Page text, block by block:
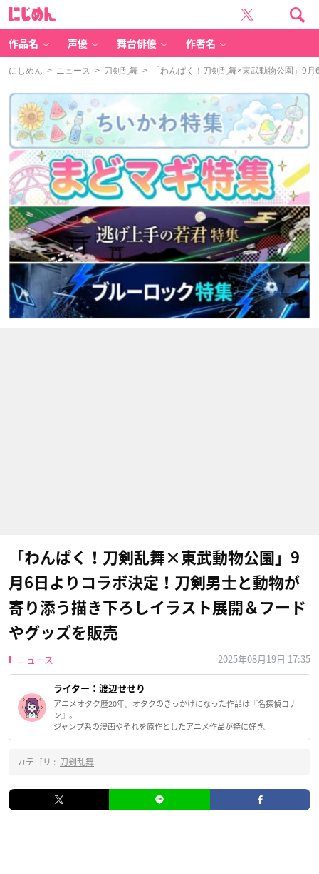
作品名 声優 舞台俳優 作者名
にじめん > ニュース > 刀剣乱舞 > 「わんぱく！刀剣乱舞×東武動物公園」9
「わんぱく！刀剣乱舞×東武動物公園」9
月6日よりコラボ決定！刀剣男士と動物が
寄り添う描き下ろしイラスト展開＆フード
やグッズを販売
ニュース 2025年08月19日 17:35
ライター： 渡辺せせり
アニメオタク歴20年。オタクのきっかけになった作品は『名探偵コナ
ン』。
ジャンプ系の漫画やそれを原作としたアニメ作品が特に好き。
カテゴリ : 刀剣乱舞